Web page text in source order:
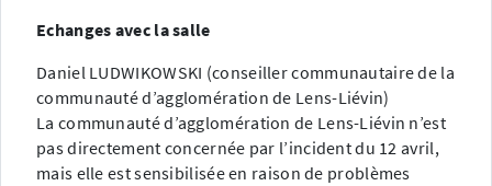
Echanges avec la salle
Daniel LUDWIKOWSKI (conseiller communautaire de la
communauté d’agglomération de Lens-Liévin)
La communauté d’agglomération de Lens-Liévin n’est
pas directement concernée par l’incident du 12 avril,
mais elle est sensibilisée en raison de problèmes